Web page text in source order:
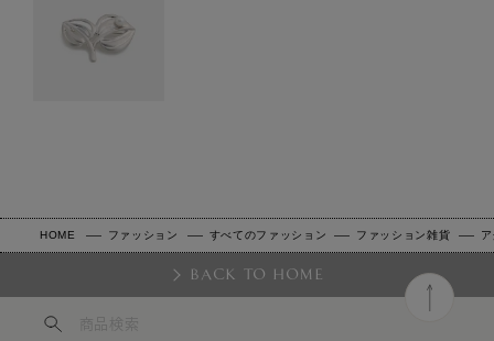
HOME ファッション すべてのファッション ファッション雑貨
BACK TO HOME